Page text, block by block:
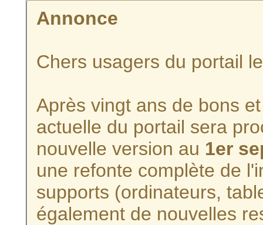
Annonce
Chers usagers du portail
Après vingt ans de bons
actuelle du portail sera
nouvelle version au 1er
une refonte complète de
supports (ordinateurs,
également de nouvelles